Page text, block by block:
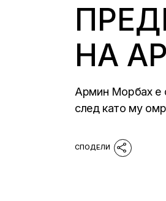
НА
Армин Морбах е
след като му